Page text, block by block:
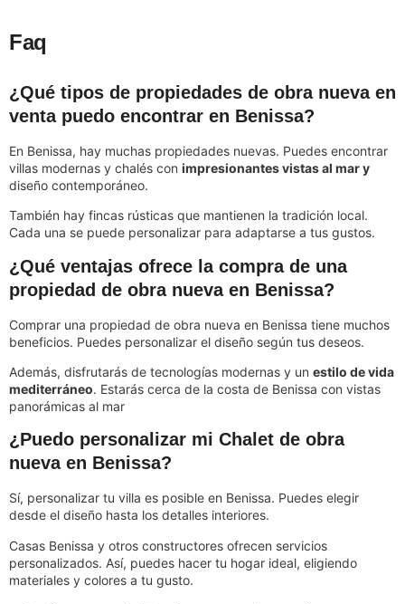
Faq
¿Qué tipos de propiedades de obra nueva en
venta puedo encontrar en Benissa?
En Benissa, hay muchas propiedades nuevas. Puedes encontrar
villas modernas y chalés con impresionantes vistas al mar y
diseño contemporáneo.
También hay fincas rústicas que mantienen la tradición local.
Cada una se puede personalizar para adaptarse a tus gustos.
¿Qué ventajas ofrece la compra de una
propiedad de obra nueva en Benissa?
Comprar una propiedad de obra nueva en Benissa tiene muchos
beneficios. Puedes personalizar el diseño según tus deseos.
Además, disfrutarás de tecnologías modernas y un estilo de vida
mediterráneo. Estarás cerca de la costa de Benissa con vistas
panorámicas al mar
¿Puedo personalizar mi Chalet de obra
nueva en Benissa?
Sí, personalizar tu villa es posible en Benissa. Puedes elegir
desde el diseño hasta los detalles interiores.
Casas Benissa y otros constructores ofrecen servicios
personalizados. Así, puedes hacer tu hogar ideal, eligiendo
materiales y colores a tu gusto.